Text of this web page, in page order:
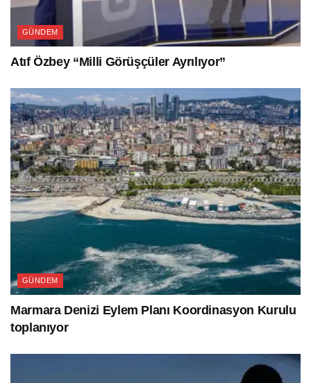
GÜNDEM
Atıf Özbey “Milli Görüşçüler Ayrılıyor”
GÜNDEM
Marmara Denizi Eylem Planı Koordinasyon Kurulu
toplanıyor